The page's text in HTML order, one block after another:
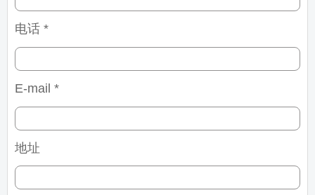
电话 *
E-mail *
地址